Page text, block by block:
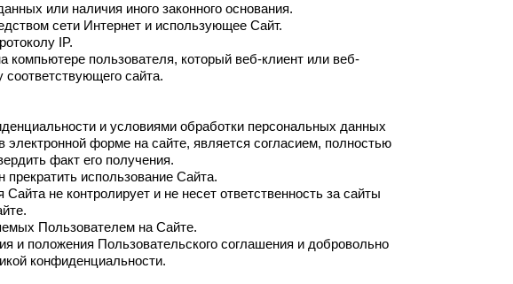
или наличия иного законного основания.
сети Интернет и использующее Сайт.
IP.
пользователя, который веб-клиент или веб-
сайта.
и условиями обработки персональных данных
форме на сайте, является согласием, полностью
факт его получения.
использование Сайта.
не контролирует и не несет ответственность за сайты
Пользователем на Сайте.
и положения Пользовательского соглашения и добровольно
конфиденциальности.